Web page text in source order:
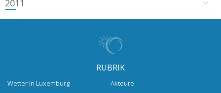
2011
RUBRIK
Wetter in Luxemburg
Akteure